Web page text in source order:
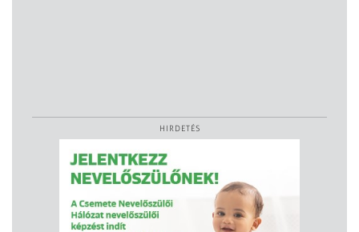
HIRDETÉS